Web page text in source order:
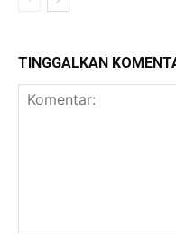
TINGGALKAN